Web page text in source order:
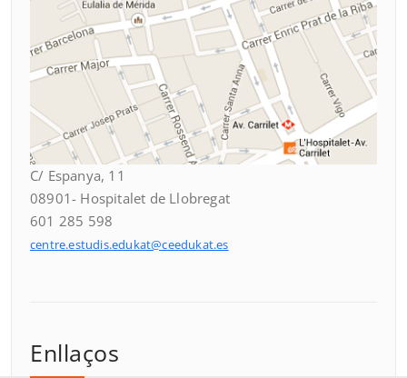
C/ Espanya, 11
08901- Hospitalet de Llobregat
601 285 598
centre.estudis.edukat@ceedukat.es
Enllaços